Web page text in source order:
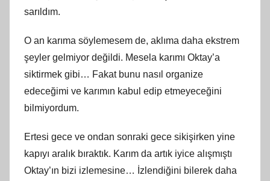
sarıldım.
O an karıma söylemesem de, aklıma daha ekstrem
şeyler gelmiyor değildi. Mesela karımı Oktay’a
siktirmek gibi… Fakat bunu nasıl organize
edeceğimi ve karımın kabul edip etmeyeceğini
bilmiyordum.
Ertesi gece ve ondan sonraki gece sikişirken yine
kapıyı aralık bıraktık. Karım da artık iyice alışmıştı
Oktay’ın bizi izlemesine… İzlendiğini bilerek daha